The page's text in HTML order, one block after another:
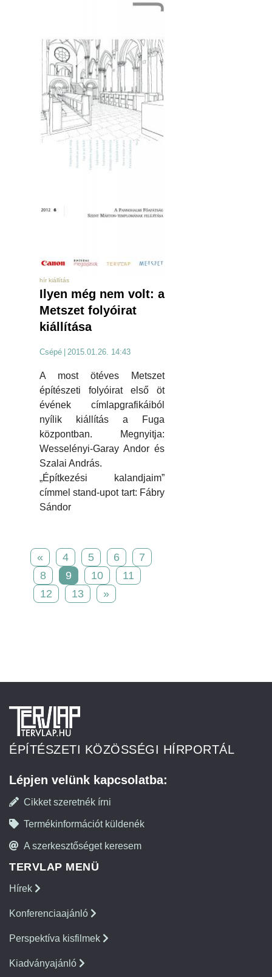
hír kiállítás
Ilyen még nem volt: a
Metszet folyóirat
kiállítása
Csépé 2015.01.26. 14:43
A most ötéves Metszet
építészeti folyóirat első öt
évének címlapgrafikáiból
nyílik kiállítás a Fuga
központban. Megnyitja:
Wesselényi-Garay Andor és
Szalai András.
„Építkezési kalandjaim”
címmel stand-upot tart: Fábry
Sándor
« 4 5 6
7
8
9 10
11
12
13 »
ÉPÍTÉSZETI KÖZÖSSÉGI HÍRPORTÁL
Lépjen velünk kapcsolatba:
Cikket szeretnék írni
Termékinformációt küldenék
A szerkesztőséget keresem
TERVLAP MENÜ
Hírek
Konferenciaajánló
Perspektíva kisfilmek
Kiadványajánló